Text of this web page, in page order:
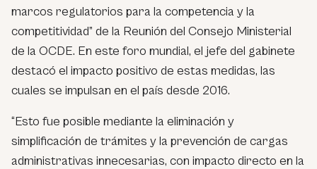
marcos regulatorios para la competencia y la
competitividad” de la Reunión del Consejo Ministerial
de la OCDE. En este foro mundial, el jefe del gabinete
destacó el impacto positivo de estas medidas, las
cuales se impulsan en el país desde 2016.
“Esto fue posible mediante la eliminación y
simplificación de trámites y la prevención de cargas
administrativas innecesarias, con impacto directo en la